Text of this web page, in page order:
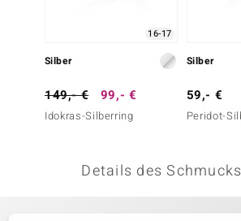
16-17
Silber
149,- € 99,- €
Idokras-Silberring
Silber
59,- €
Peridot-
Details des